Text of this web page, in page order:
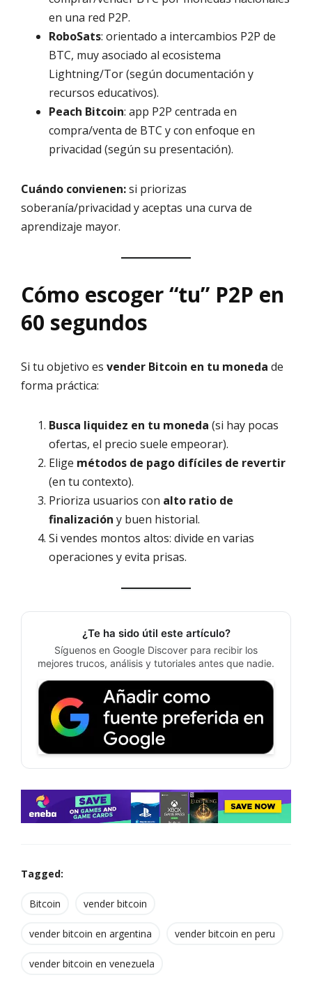
en una red P2P.
RoboSats: orientado a intercambios P2P de
BTC, muy asociado al ecosistema
Lightning/Tor (según documentación y
recursos educativos).
Peach Bitcoin: app P2P centrada en
compra/venta de BTC y con enfoque en
privacidad (según su presentación).
Cuándo convienen:si priorizas
soberanía/privacidad y aceptas una curva de
aprendizaje mayor.
Cómo escoger “tu” P2P en
60 segundos
Si tu objetivo es vender Bitcoin en tu moneda de
forma práctica:
Busca liquidez en tu moneda (si hay pocas
ofertas, el precio suele empeorar).
Elige métodos de pago difíciles de revertir
(en tu contexto).
Prioriza usuarios con alto ratio de
finalización y buen historial.
Si vendes montos altos: divide en varias
operaciones y evita prisas.
¿Te ha sido útil este artículo?
Síguenos en Google Discover para recibir los
mejores trucos, análisis y tutoriales antes que nadie.
Tagged:
Bitcoin vender bitcoin
vender bitcoin en argentina vender bitcoin en peru
vender bitcoin en venezuela